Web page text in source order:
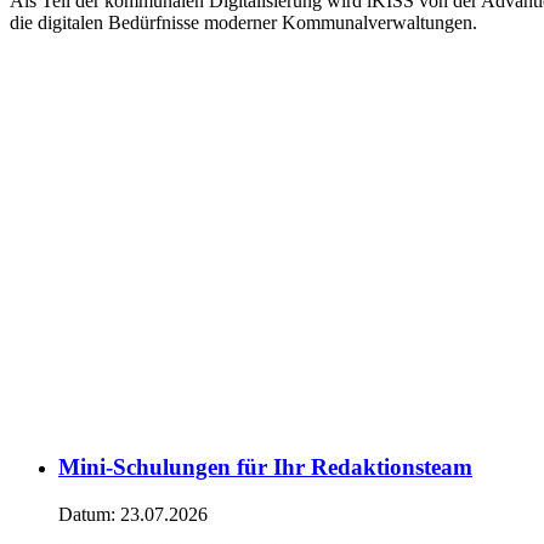
die digitalen Bedürfnisse moderner Kommunalverwaltungen.
Mini-Schulungen für Ihr Redaktionsteam
Datum: 23.07.2026